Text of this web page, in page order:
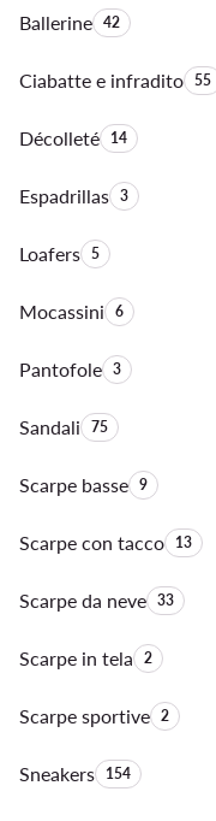
BallerineQuantità di
42
Ciabatte e infradito 55
DécolletéQuantità di
14
EspadrillasQuantità di
3
LoafersQuantità di
5
MocassiniQuantità di
6
PantofoleQuantità di
3
SandaliQuantità di
75
Scarpe basseQuantità
9
Scarpe con tacco 13
Scarpe da neve 33
Scarpe in telaQuantità
2
Scarpe sportive 2
SneakersQuantità di
154